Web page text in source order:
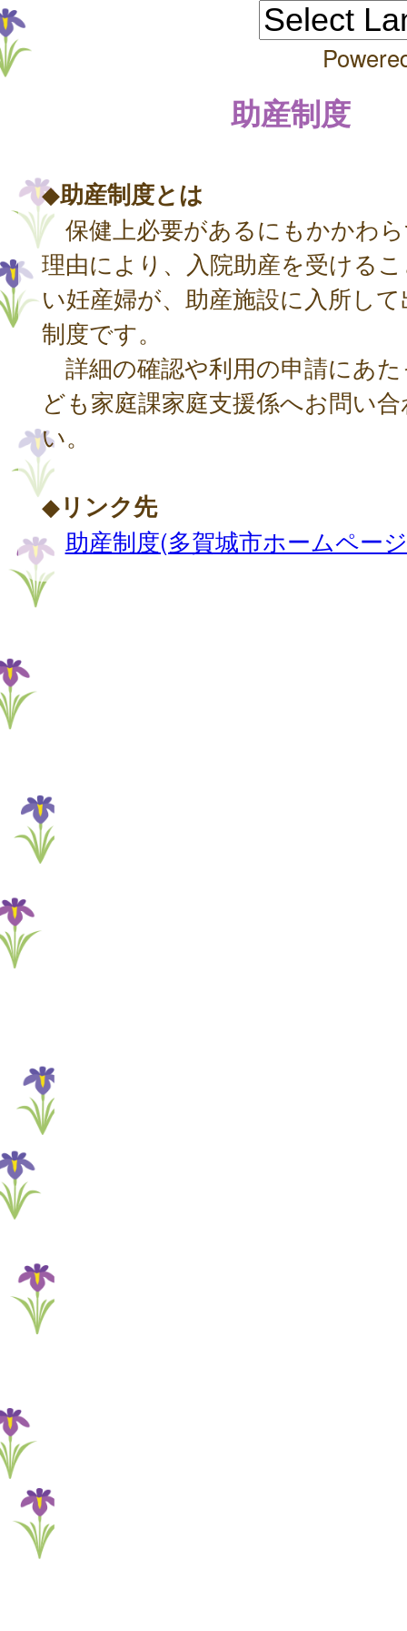
助産制度
◆助産制度とは
保健上必要があるにもかかわら
理由により、入院助産を受ける
い妊産婦が、助産施設に入所し
制度です。
詳細の確認や利用の申請にあ
ども家庭課家庭支援係へお問い
い。
◆リンク先
助産制度(多賀城市ホームペー